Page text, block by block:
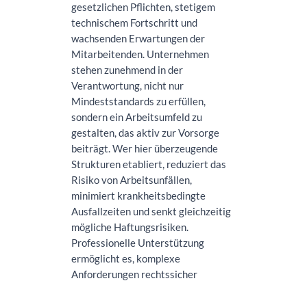
gesetzlichen Pflichten, stetigem
technischem Fortschritt und
wachsenden Erwartungen der
Mitarbeitenden. Unternehmen
stehen zunehmend in der
Verantwortung, nicht nur
Mindeststandards zu erfüllen,
sondern ein Arbeitsumfeld zu
gestalten, das aktiv zur Vorsorge
beiträgt. Wer hier überzeugende
Strukturen etabliert, reduziert das
Risiko von Arbeitsunfällen,
minimiert krankheitsbedingte
Ausfallzeiten und senkt gleichzeitig
mögliche Haftungsrisiken.
Professionelle Unterstützung
ermöglicht es, komplexe
Anforderungen rechtssicher